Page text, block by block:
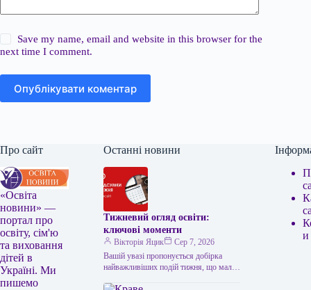
Save my name, email and website in this browser for the
next time I comment.
Опублікувати коментар
Про сайт
«Освіта
новини» —
портал про
освіту, сім'ю
та виховання
дітей в
Україні. Ми
пишемо
Останні новини
Тижневий огляд освіти:
ключові моменти
Вікторія Яцик
Сер 7, 2026
Вашій увазі пропонується добірка
найважливіших подій тижня, що мали
и